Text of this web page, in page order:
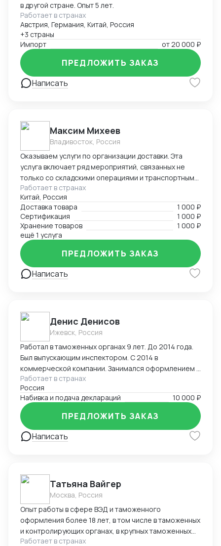
в другой стране. Опыт 5 лет.
Работает в странах
Австрия, Германия, Китай, Россия
+3 страны
Импорт
от20 000 ₽
Написать
ПРЕДЛОЖИТЬ ЗАКАЗ
Максим Михеев
Владивосток, Россия
Оказываем услуги по организации доставки. Эта
услуга включает ряд мероприятий, связанных не
только со складскими операциями и транспортным
сопровождением. В нее также входит таможенное
оформление, помощь в заполнении необходимой
сопроводительной и разрешительной
документации.
Работает в странах
Китай, Россия
Доставка товара
1 000 ₽
Сертификация
1 000 ₽
Хранение товаров
1 000 ₽
ещё 1 услуга
Написать
ПРЕДЛОЖИТЬ ЗАКАЗ
Денис Денисов
Ижевск, Россия
Работал в таможенных органах 9 лет. До 2014 года.
Был выпускающим инспектором. С 2014 в
коммерческой компании. Занимался оформлением и
выпуском деклараций. Досмотры, оформление
разрешительных документов, корректировки ДТ
после выпуска товара, КТС. Широкий перечень
оформляемых грузов- редкоземельные материалы,
оборудование, химия, части БПЛА.
Работает в странах
Россия
Набивка и подача деклараций
10 000 ₽
Написать
ПРЕДЛОЖИТЬ ЗАКАЗ
Татьяна Вайгер
Москва, Россия
Опыт работы в сфере ВЭД и таможенного
оформления более 18 лет, в том числе в таможенных
и контролирующих органах, в крупных таможенных
представителях. Сопровождение полного цикла
Работает в странах